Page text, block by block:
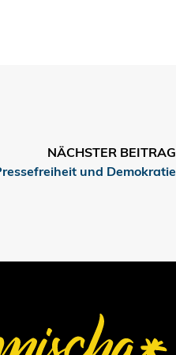
NÄCHSTER BEITRAG
und Demokratie